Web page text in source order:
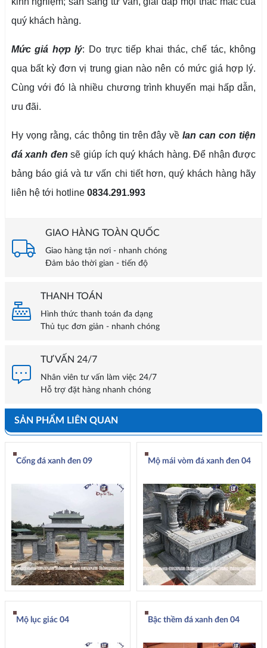
quý khách hàng.
Mức giá hợp lý: Do trực tiếp khai thác, chế tác, không
qua bất kỳ đơn vị trung gian nào nên có mức giá hợp lý.
Cùng với đó là nhiều chương trình khuyến mại hấp dẫn,
ưu đãi.
Hy vọng rằng, các thông tin trên đây về lan can con tiện
đá xanh đen sẽ giúp ích quý khách hàng. Để nhận được
bảng báo giá và tư vấn chi tiết hơn, quý khách hàng hãy
liên hệ tới hotline 0834.291.993
GIAO HÀNG TOÀN QUỐC
Giao hàng tận nơi - nhanh chóng
Đảm bảo thời gian - tiến độ
THANH TOÁN
Hình thức thanh toán đa dạng
Thủ tục đơn giản - nhanh chóng
TƯ VẤN 24/7
Nhân viên tư vấn làm việc 24/7
Hỗ trợ đặt hàng nhanh chóng
SẢN PHẨM LIÊN QUAN
Cổng đá xanh đen 09 Mộ mái vòm đá xanh đen 04
Mộ lục giác 04 Bậc thềm đá xanh đen 04